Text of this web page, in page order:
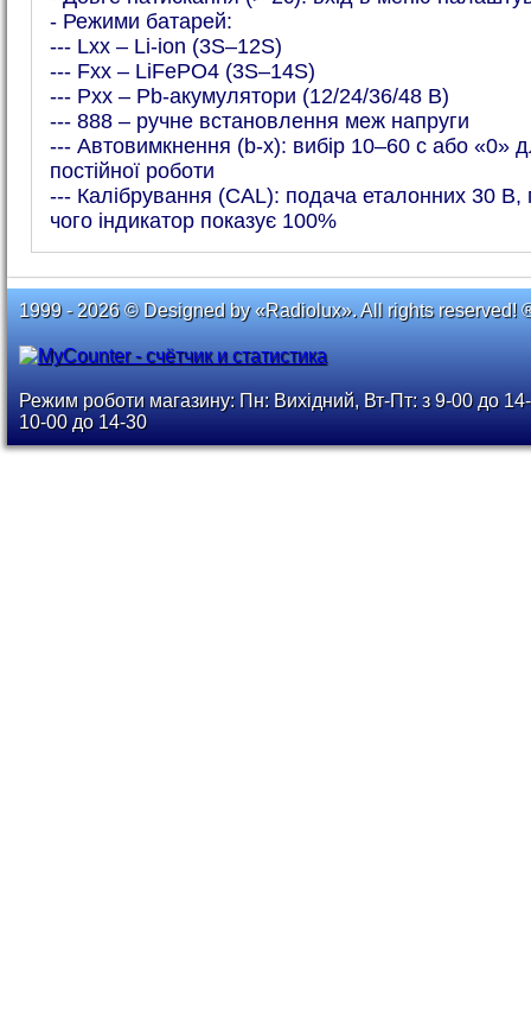
- Режими батарей:
--- Lxx – Li-ion (3S–12S)
--- Fxx – LiFePO4 (3S–14S)
--- Pxx – Pb-акумулятори (12/24/36/48 В)
--- 888 – ручне встановлення меж напруги
--- Автовимкнення (b-x): вибір 10–60 с або «0»
постійної роботи
--- Калібрування (CAL): подача еталонних 30 В,
чого індикатор показує 100%
1999 - 2026 © Designed by «Radiolux». All rights reserved!
Режим роботи магазину: Пн: Вихідний, Вт-Пт: з 9-00 до
10-00 до 14-30